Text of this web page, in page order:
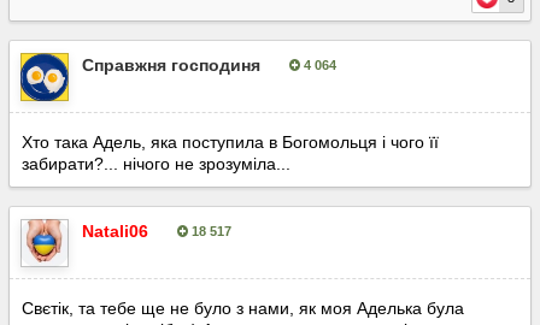
Справжня господиня 4 064
Хто така Адель, яка поступила в Богомольця і чого її
забирати?... нічого не зрозуміла...
Natali06 18 517
Свєтік, та тебе ще не було з нами, як моя Аделька була